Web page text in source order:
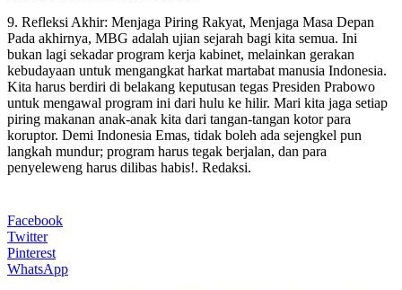
9. Refleksi Akhir: Menjaga Piring Rakyat, Menjaga Masa Depan
Pada akhirnya, MBG adalah ujian sejarah bagi kita semua. Ini
bukan lagi sekadar program kerja kabinet, melainkan gerakan
kebudayaan untuk mengangkat harkat martabat manusia Indonesia.
Kita harus berdiri di belakang keputusan tegas Presiden Prabowo
untuk mengawal program ini dari hulu ke hilir. Mari kita jaga setiap
piring makanan anak-anak kita dari tangan-tangan kotor para
koruptor. Demi Indonesia Emas, tidak boleh ada sejengkel pun
langkah mundur; program harus tegak berjalan, dan para
penyeleweng harus dilibas habis!. Redaksi.
Facebook
Twitter
Pinterest
WhatsApp